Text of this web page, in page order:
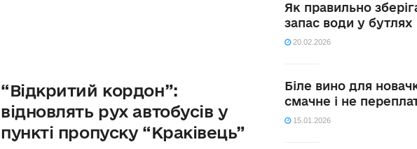
“Відкритий кордон”:
відновлять рух автобусів у
пункті пропуску “Краківець”
Як правильно
запас води у бутлях
20.02.2026
Біле вино для
смачне і не
15.01.2026